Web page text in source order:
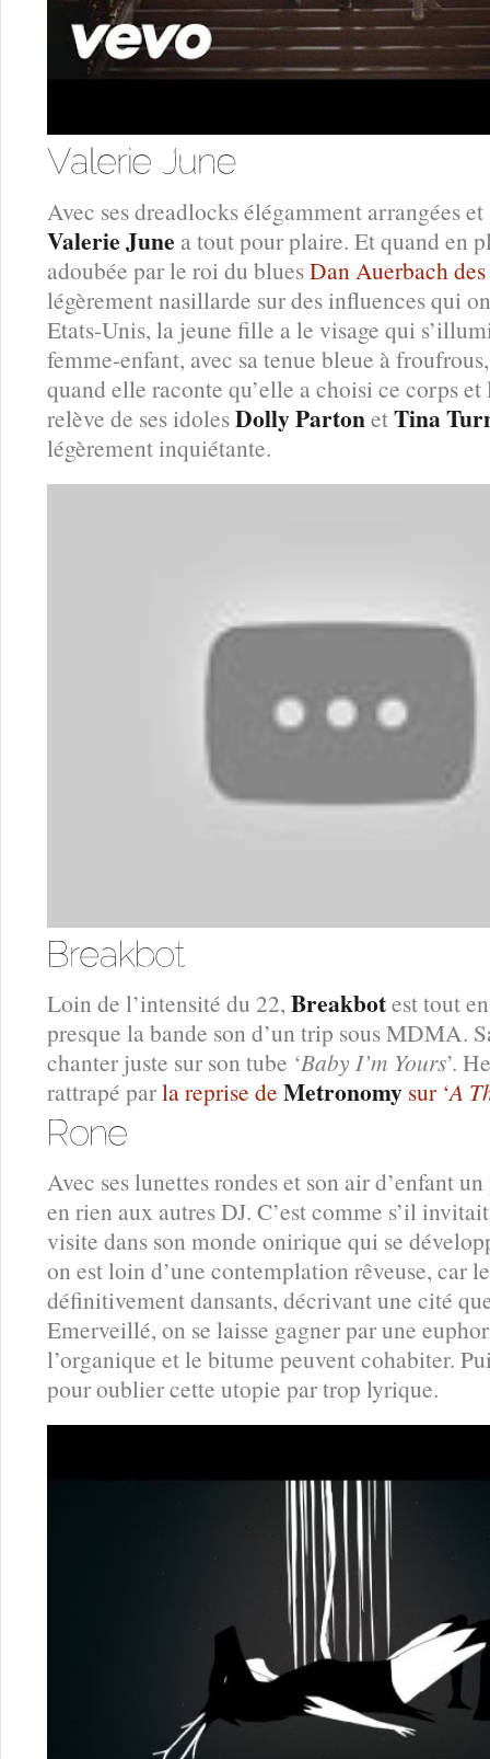
Avec ses dreadlocks élégamment arrangées
Valerie June a tout pour plaire. Et quand en
adoubée par le roi du bluesDan Auerbach des
légèrement nasillarde sur des influences qui
Etats-Unis, la jeune fille a le visage qui
femme-enfant, avec sa tenue bleue à
quand elle raconte qu’elle a choisi ce corps
relève de ses idolesDolly PartonetTina
légèrement inquiétante.
Loin de l’intensité du 22, Breakbotest tout
presque la bande son d’un trip sous MDMA.
chanter juste sur son tube ‘Baby I’m Yours’.
rattrapé parla reprise de Metronomy sur ‘A
Avec ses lunettes rondes et son air d’enfant
en rien aux autres DJ. C’est comme s’il
visite dans son monde onirique qui se
on est loin d’une contemplation rêveuse, car
définitivement dansants, décrivant une cité
Emerveillé, on se laisse gagner par une
l’organique et le bitume peuvent cohabiter.
pour oublier cette utopie par trop lyrique.